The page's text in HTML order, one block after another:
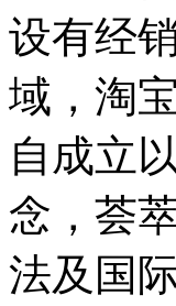
设有经
域，淘
自成立
念，荟
法及国